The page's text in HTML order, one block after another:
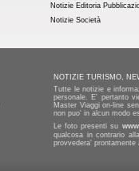
Notizie Editoria
Notizie Società
NOTIZIE TURISMO,
Tutte le notizie e
personale. E' pertanto
Master Viaggi on-line
non puo' in alcun modo
Le foto presenti su
qualcosa in contrario
provvedera'